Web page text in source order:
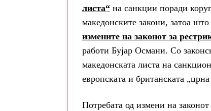
листа“ на санкции поради
македонските закони, затоа
измените на законот за
работи Бујар Османи. Со
македонската листа на
европската и британската
Потребата од измени на